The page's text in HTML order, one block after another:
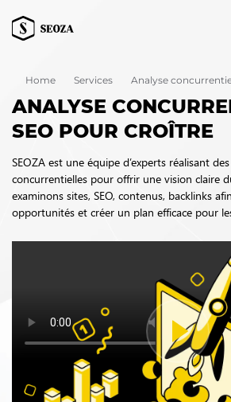
Home Services Analyse
ANALYSE
SEO POUR CROÎTRE
SEOZA est une équipe d’experts réalisant
concurrentielles pour offrir une vision claire
examinons sites, SEO, contenus, backlinks
opportunités et créer un plan efficace pour